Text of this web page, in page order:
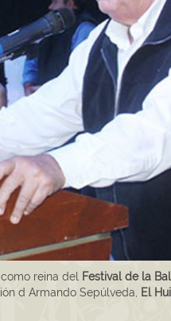
reina del Festival de la
d Armando Sepúlveda, El